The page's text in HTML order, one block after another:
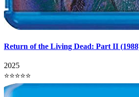
Return of the Living Dead: Part II
2025
⭐⭐⭐⭐⭐